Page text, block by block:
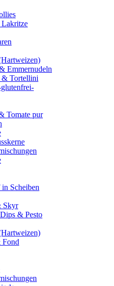
Emmernudeln
& Tortellini
Tomate pur
Scheiben
Skyr
& Pesto
Fond